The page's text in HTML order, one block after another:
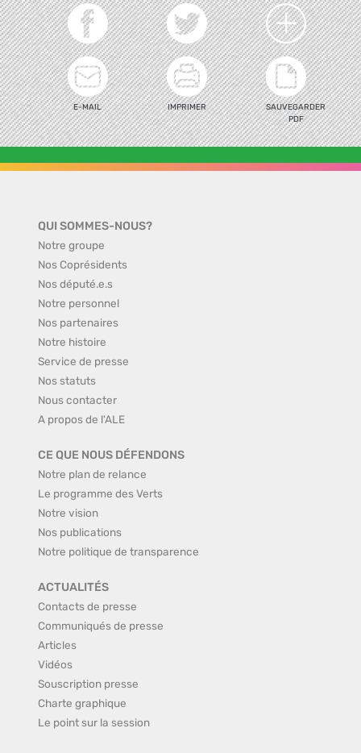
E-MAIL IMPRIMER
SAUVEGARDER
PDF
QUI SOMMES-NOUS?
Notre groupe
Nos Coprésidents
Nos député.e.s
Notre personnel
Nos partenaires
Notre histoire
Service de presse
Nos statuts
Nous contacter
A propos de l'ALE
CE QUE NOUS DÉFENDONS
Notre plan de relance
Le programme des Verts
Notre vision
Nos publications
Notre politique de transparence
ACTUALITÉS
Contacts de presse
Communiqués de presse
Articles
Vidéos
Souscription presse
Charte graphique
Le point sur la session